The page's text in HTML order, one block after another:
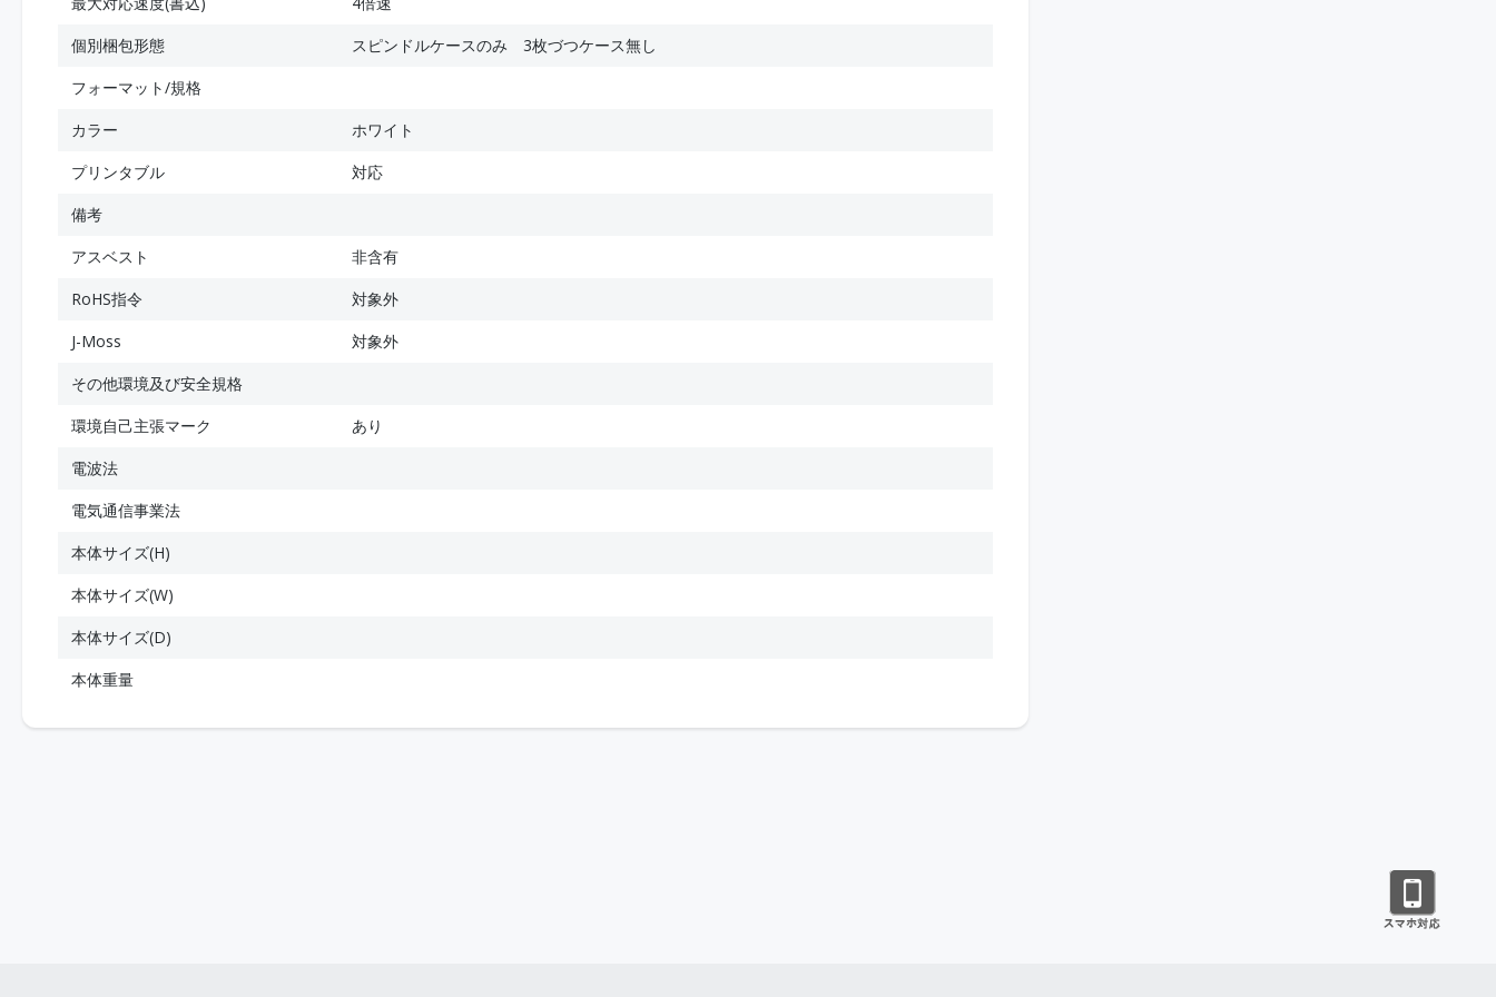
個別梱包形態
スピンドルケースのみ 3枚づつケース無し
フォーマット/規格
カラー
ホワイト
プリンタブル
対応
備考
アスベスト
非含有
RoHS指令
対象外
J-Moss
対象外
その他環境及び安全規格
環境自己主張マーク
あり
電波法
電気通信事業法
本体サイズ(H)
本体サイズ(W)
本体サイズ(D)
本体重量